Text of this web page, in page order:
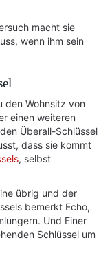
macht sie
wenn ihm sein
den Wohnsitz von
einen weiteren
Überall-Schlüssel
dass sie kommt
, selbst
übrig und der
bemerkt Echo,
Und Einer
Schlüssel um